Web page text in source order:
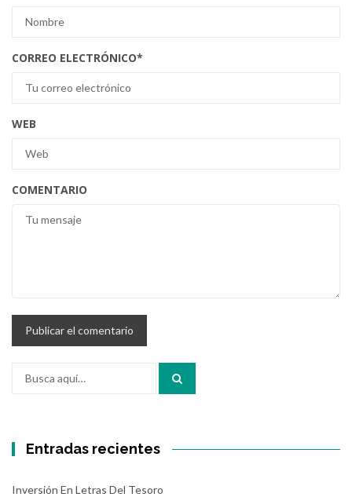
CORREO ELECTRÓNICO*
WEB
COMENTARIO
Entradas recientes
Inversión En Letras Del Tesoro